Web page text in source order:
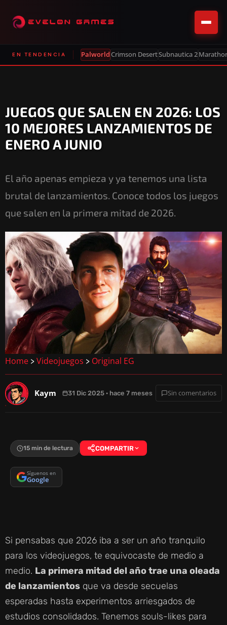
EN TENDENCIA PalworldCrimson DesertSubnautica 2
JUEGOS QUE SALEN EN 2026: LOS
10 MEJORES LANZAMIENTOS DE
ENERO A JUNIO
El año apenas empieza y ya tenemos una lista
brutal de lanzamientos. Conoce todos los juegos
que salen en la primera mitad de 2026.
Home > Videojuegos > Original EG
Kaym 31 Dic 2025 · hace 7 meses Sin comentarios
15 min de lectura COMPARTIR
Síguenos en
Google
Si pensabas que 2026 iba a ser un año tranquilo
para los videojuegos, te equivocaste de medio a
medio. La primera mitad del año trae una oleada
de lanzamientos que va desde secuelas
esperadas hasta experimentos arriesgados de
estudios consolidados. Tenemos souls-likes para